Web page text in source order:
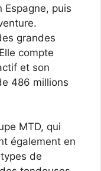
Espagne, puis
grandes
compte
et son
486 millions
MTD, qui
également en
de